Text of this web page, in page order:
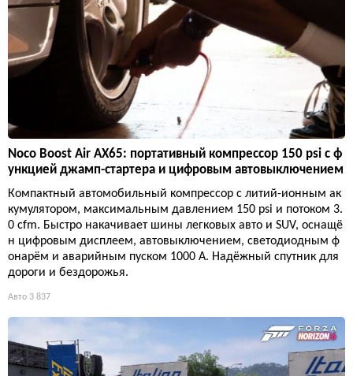
Noco Boost Air AX65: портативный компрессор 150 psi с ф
ункцией джамп-стартера и цифровым автовыключением
Компактный автомобильный компрессор с литий-ионным ак
кумулятором, максимальным давлением 150 psi и потоком 3.
0 cfm. Быстро накачивает шины легковых авто и SUV, оснащё
н цифровым дисплеем, автовыключением, светодиодным ф
онарём и аварийным пуском 1000 А. Надёжный спутник для
дороги и бездорожья.
Авто 3 837